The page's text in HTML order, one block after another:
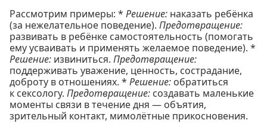
Рассмотрим примеры: * Решение: наказать ребёнка
(за нежелательное поведение). Предотвращение:
развивать в ребёнке самостоятельность (помогать
ему усваивать и применять желаемое поведение). *
Решение: извиниться. Предотвращение:
поддерживать уважение, ценность, сострадание,
доброту в отношениях. * Решение: обратиться
к сексологу. Предотвращение: создавать маленькие
моменты связи в течение дня — объятия,
зрительный контакт, мимолётные прикосновения.